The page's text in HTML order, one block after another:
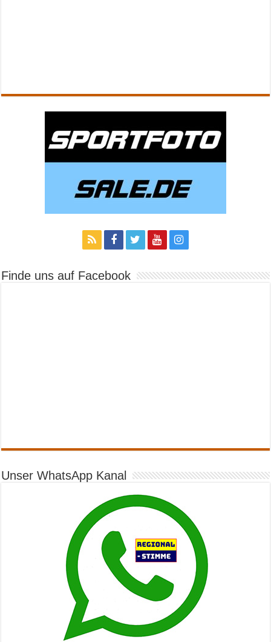
Finde uns auf Facebook
Unser WhatsApp Kanal